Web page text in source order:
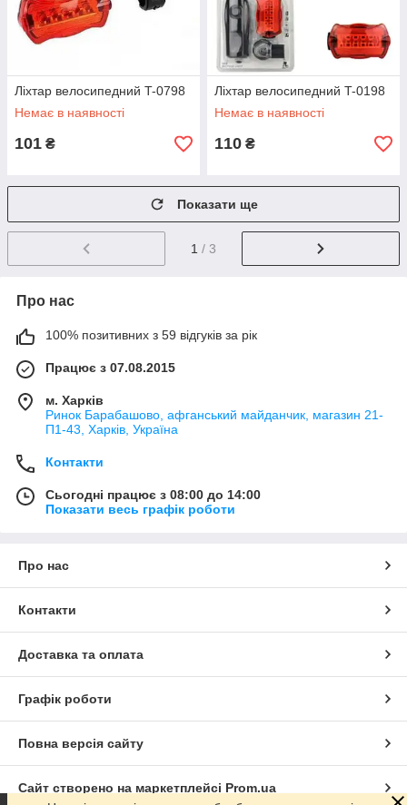
Ліхтар велосипедний T-0798
Немає в наявності
101 ₴
Ліхтар велосипедний T-0198
Немає в наявності
110 ₴
Показати ще
1 / 3
Про нас
100% позитивних з 59 відгуків за рік
Працює з 07.08.2015
м. Харків
Ринок Барабашово, афганський майданчик, магазин 21-
П1-43, Харків, Україна
Контакти
Сьогодні працює з 08:00 до 14:00
Показати весь графік роботи
Про нас
Контакти
Доставка та оплата
Графік роботи
Повна версія сайту
Сайт створено на маркетплейсі Prom.ua